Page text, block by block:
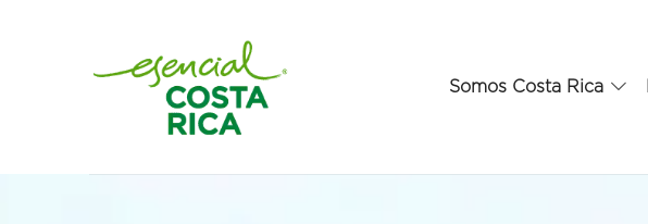
Somos Costa Rica